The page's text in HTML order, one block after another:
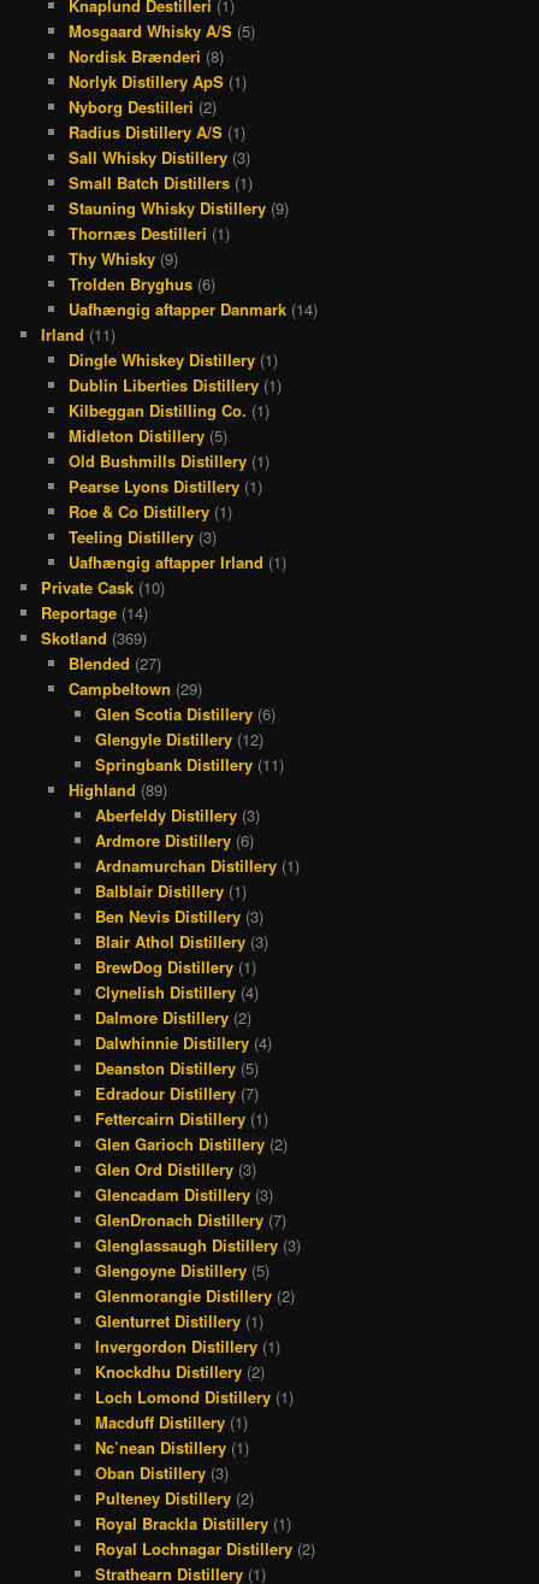
Knaplund Destilleri (1)
Mosgaard Whisky A/S(5)
Nordisk Brænderi (8)
Norlyk Distillery ApS(1)
Nyborg Destilleri (2)
Radius Distillery A/S(1)
Sall Whisky Distillery(3)
Small Batch Distillers(1)
Stauning Whisky Distillery(9)
Thornæs Destilleri (1)
Thy Whisky(9)
Trolden Bryghus(6)
Uafhængig aftapper Danmark(14)
Irland (11)
Dingle Whiskey Distillery(1)
Dublin Liberties Distillery(1)
Kilbeggan Distilling Co. (1)
Midleton Distillery(5)
Old Bushmills Distillery(1)
Pearse Lyons Distillery(1)
Roe & Co Distillery(1)
Teeling Distillery(3)
Uafhængig aftapper Irland (1)
Private Cask (10)
Reportage (14)
Skotland (369)
Blended (27)
Campbeltown (29)
Glen Scotia Distillery (6)
Glengyle Distillery (12)
Springbank Distillery (11)
Highland (89)
Aberfeldy Distillery (3)
Ardmore Distillery (6)
Ardnamurchan Distillery (1)
Balblair Distillery (1)
Ben Nevis Distillery (3)
Blair Athol Distillery (3)
BrewDog Distillery (1)
Clynelish Distillery (4)
Dalmore Distillery (2)
Dalwhinnie Distillery (4)
Deanston Distillery (5)
Edradour Distillery (7)
Fettercairn Distillery (1)
Glen Garioch Distillery (2)
Glen Ord Distillery (3)
Glencadam Distillery (3)
GlenDronach Distillery (7)
Glenglassaugh Distillery (3)
Glengoyne Distillery (5)
Glenmorangie Distillery (2)
Glenturret Distillery (1)
Invergordon Distillery (1)
Knockdhu Distillery (2)
Loch Lomond Distillery (1)
Macduff Distillery (1)
Nc’nean Distillery (1)
Oban Distillery (3)
Pulteney Distillery (2)
Royal Brackla Distillery (1)
Royal Lochnagar Distillery (2)
Strathearn Distillery (1)